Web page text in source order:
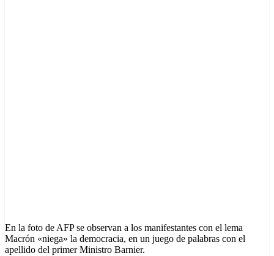
En la foto de AFP se observan a los manifestantes con el lema
Macrón «niega» la democracia, en un juego de palabras con el
apellido del primer Ministro Barnier.